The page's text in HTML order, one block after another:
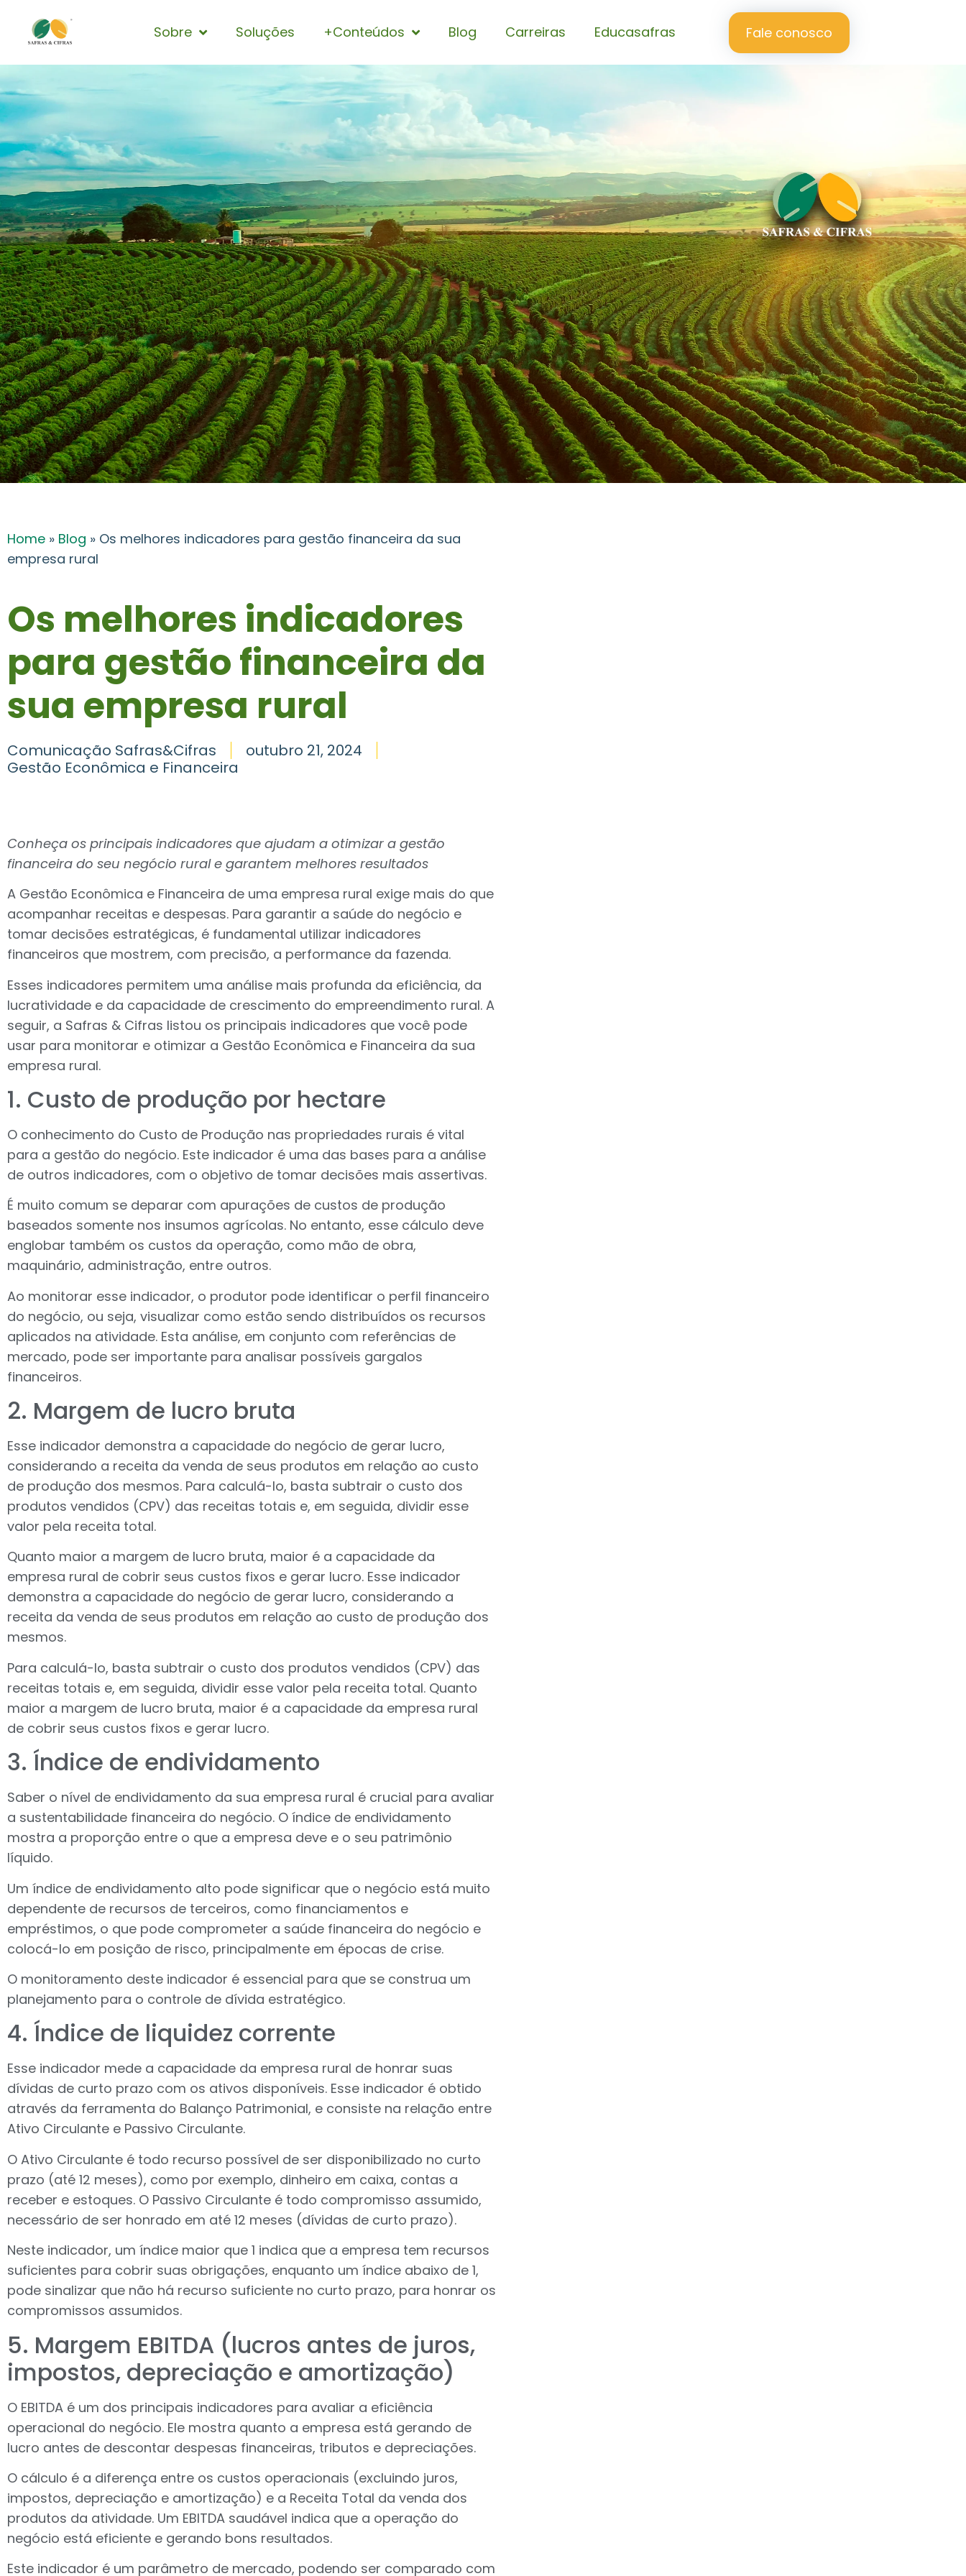
Sobre Soluções +Conteúdos Blog Carreiras Educasafras Fale conosco
Home » Blog » Os melhores indicadores para gestão financeira da sua
empresa rural
Os melhores indicadores
para gestão financeira da
sua empresa rural
Comunicação Safras&Cifras
outubro 21, 2024
Gestão Econômica e Financeira
Conheça os principais indicadores que ajudam a otimizar a gestão
financeira do seu negócio rural e garantem melhores resultados
A Gestão Econômica e Financeira de uma empresa rural exige mais do que
acompanhar receitas e despesas. Para garantir a saúde do negócio e
tomar decisões estratégicas, é fundamental utilizar indicadores
financeiros que mostrem, com precisão, a performance da fazenda.
Esses indicadores permitem uma análise mais profunda da eficiência, da
lucratividade e da capacidade de crescimento do empreendimento rural. A
seguir, a Safras & Cifras listou os principais indicadores que você pode
usar para monitorar e otimizar a Gestão Econômica e Financeira da sua
empresa rural.
1. Custo de produção por hectare
O conhecimento do Custo de Produção nas propriedades rurais é vital
para a gestão do negócio. Este indicador é uma das bases para a análise
de outros indicadores, com o objetivo de tomar decisões mais assertivas.
É muito comum se deparar com apurações de custos de produção
baseados somente nos insumos agrícolas. No entanto, esse cálculo deve
englobar também os custos da operação, como mão de obra,
maquinário, administração, entre outros.
Ao monitorar esse indicador, o produtor pode identificar o perfil financeiro
do negócio, ou seja, visualizar como estão sendo distribuídos os recursos
aplicados na atividade. Esta análise, em conjunto com referências de
mercado, pode ser importante para analisar possíveis gargalos
financeiros.
2. Margem de lucro bruta
Esse indicador demonstra a capacidade do negócio de gerar lucro,
considerando a receita da venda de seus produtos em relação ao custo
de produção dos mesmos. Para calculá-lo, basta subtrair o custo dos
produtos vendidos (CPV) das receitas totais e, em seguida, dividir esse
valor pela receita total.
Quanto maior a margem de lucro bruta, maior é a capacidade da
empresa rural de cobrir seus custos fixos e gerar lucro. Esse indicador
demonstra a capacidade do negócio de gerar lucro, considerando a
receita da venda de seus produtos em relação ao custo de produção dos
mesmos.
Para calculá-lo, basta subtrair o custo dos produtos vendidos (CPV) das
receitas totais e, em seguida, dividir esse valor pela receita total. Quanto
maior a margem de lucro bruta, maior é a capacidade da empresa rural
de cobrir seus custos fixos e gerar lucro.
3. Índice de endividamento
Saber o nível de endividamento da sua empresa rural é crucial para avaliar
a sustentabilidade financeira do negócio. O índice de endividamento
mostra a proporção entre o que a empresa deve e o seu patrimônio
líquido.
Um índice de endividamento alto pode significar que o negócio está muito
dependente de recursos de terceiros, como financiamentos e
empréstimos, o que pode comprometer a saúde financeira do negócio e
colocá-lo em posição de risco, principalmente em épocas de crise.
O monitoramento deste indicador é essencial para que se construa um
planejamento para o controle de dívida estratégico.
4. Índice de liquidez corrente
Esse indicador mede a capacidade da empresa rural de honrar suas
dívidas de curto prazo com os ativos disponíveis. Esse indicador é obtido
através da ferramenta do Balanço Patrimonial, e consiste na relação entre
Ativo Circulante e Passivo Circulante.
O Ativo Circulante é todo recurso possível de ser disponibilizado no curto
prazo (até 12 meses), como por exemplo, dinheiro em caixa, contas a
receber e estoques. O Passivo Circulante é todo compromisso assumido,
necessário de ser honrado em até 12 meses (dívidas de curto prazo).
Neste indicador, um índice maior que 1 indica que a empresa tem recursos
suficientes para cobrir suas obrigações, enquanto um índice abaixo de 1,
pode sinalizar que não há recurso suficiente no curto prazo, para honrar os
compromissos assumidos.
5. Margem EBITDA (lucros antes de juros,
impostos, depreciação e amortização)
O EBITDA é um dos principais indicadores para avaliar a eficiência
operacional do negócio. Ele mostra quanto a empresa está gerando de
lucro antes de descontar despesas financeiras, tributos e depreciações.
O cálculo é a diferença entre os custos operacionais (excluindo juros,
impostos, depreciação e amortização) e a Receita Total da venda dos
produtos da atividade. Um EBITDA saudável indica que a operação do
negócio está eficiente e gerando bons resultados.
Este indicador é um parâmetro de mercado, podendo ser comparado com